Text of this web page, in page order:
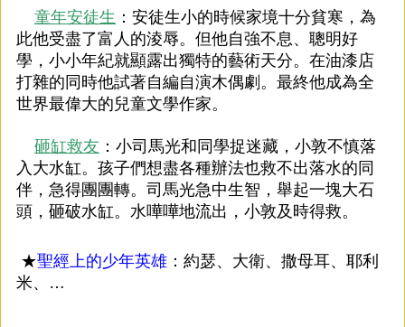
童年安徒生 ：安徒生小的時候家境十分貧寒，為
此他受盡了富人的淩辱。但他自強不息、聰明好
學，小小年紀就顯露出獨特的藝術天分。在油漆店
打雜的同時他試著自編自演木偶劇。最終他成為全
世界最偉大的兒童文學作家。
砸缸救友 ：小司馬光和同學捉迷藏，小敦不慎落
入大水缸。孩子們想盡各種辦法也救不出落水的同
伴，急得團團轉。司馬光急中生智，舉起一塊大石
頭，砸破水缸。水嘩嘩地流出，小敦及時得救。
★聖經上的少年英雄 ：約瑟、大衛、撒母耳、耶利
米、…